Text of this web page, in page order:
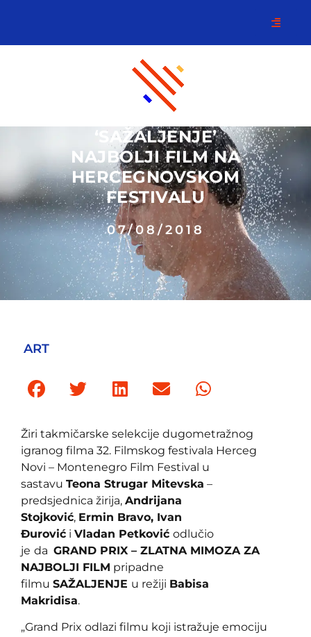
‘SAŽALJENJE’
NAJBOLJI FILM NA
HERCEGNOVSKOM
FESTIVALU
07/08/2018
ART
Žiri takmičarske selekcije dugometražnog
igranog filma 32. Filmskog festivala Herceg
Novi – Montenegro Film Festival u
sastavu Teona Strugar Mitevska –
predsjednica žirija, Andrijana
Stojković, Ermin Bravo, Ivan
Đurović i Vladan Petković odlučio
je da GRAND PRIX – ZLATNA MIMOZA ZA
NAJBOLJI FILM pripadne
filmu SAŽALJENJE u režiji Babisa
Makridisa.
„Grand Prix odlazi filmu koji istražuje emociju